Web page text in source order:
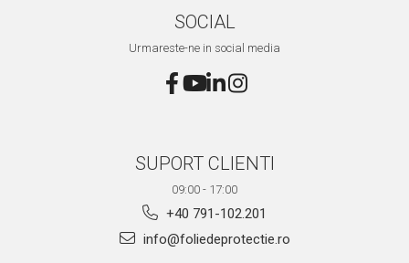
SOCIAL
Urmareste-ne in social media
SUPORT CLIENTI
09:00 - 17:00
+40 791-102.201
info@foliedeprotectie.ro